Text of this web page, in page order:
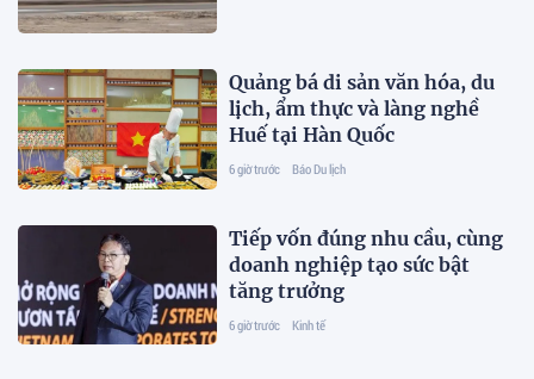
Quảng bá di sản văn hóa, du
lịch, ẩm thực và làng nghề
Huế tại Hàn Quốc
6 giờ trước Báo Du lịch
Tiếp vốn đúng nhu cầu, cùng
doanh nghiệp tạo sức bật
tăng trưởng
6 giờ trước Kinh tế